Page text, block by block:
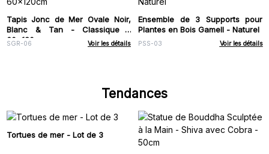
Tapis Jonc de Mer Ovale Noir,
Blanc & Tan - Classique -
60x120cm
SGR-06 Voir les détails
Ensemble de 3 Supports pour
Plantes en Bois Gamell - Naturel
PSS-03 Voir les détails
Tendances
Tortues de mer - Lot de 3